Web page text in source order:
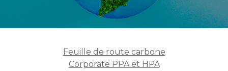
Feuille de route carbone
Corporate PPA et HPA